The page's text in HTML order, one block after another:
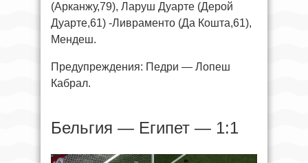
(Арканжу,79), Ларуш Дуарте (Дерой
Дуарте,61) -Ливраменто (Да Кошта,61),
Мендеш.
Предупреждения: Педри — Лопеш
Кабрал.
Бельгия — Египет — 1:1